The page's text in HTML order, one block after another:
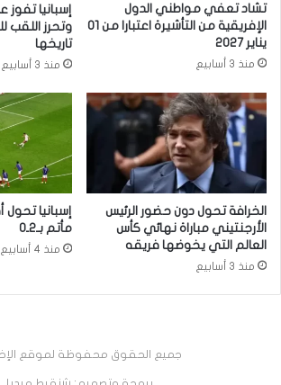
تشاد تعفي مواطني الدول
الإفريقية من التأشيرة اعتبارا من 01
يناير 2027
منذ 3 أسابيع
وتحرز اللقب
تاريخها
منذ 3 أسابيع
الخرافة تحول دون حضور الرئيس
الأرجنتيني مباراة نهائي كأس
العالم التي يخوضها فريقه
منذ 3 أسابيع
مأتم بـ2ـ0
منذ 4 أسابيع
جميع الحقوق محفوظة لموقع